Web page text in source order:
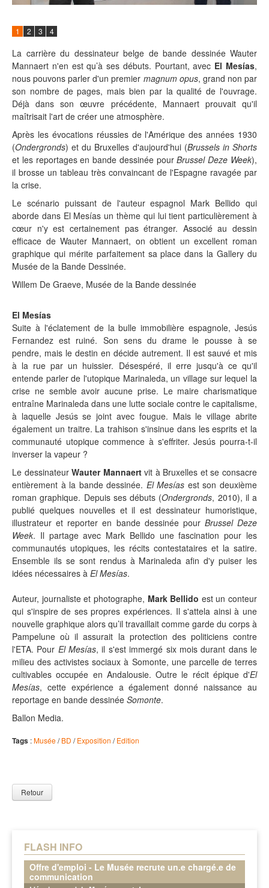
FLASH INFO
Offre d'emploi - Le Musée recrute un.e chargé.e de
communication
1 2 3 4
La carrière du dessinateur belge de bande dessinée Wauter
Mannaert n'en est qu’à ses débuts. Pourtant, avec El Mesías,
nous pouvons parler d'un premier magnum opus, grand non par
son nombre de pages, mais bien par la qualité de l'ouvrage.
Déjà dans son œuvre précédente, Mannaert prouvait qu'il
maîtrisait l'art de créer une atmosphère.
Après les évocations réussies de l'Amérique des années 1930
(Ondergronds) et du Bruxelles d'aujourd'hui (Brussels in Shorts
et les reportages en bande dessinée pourBrussel Deze Week),
il brosse un tableau très convaincant de l'Espagne ravagée par
la crise.
Le scénario puissant de l'auteur espagnol Mark Bellido qui
aborde dans El Mesías un thème qui lui tient particulièrement à
cœur n'y est certainement pas étranger. Associé au dessin
efficace de Wauter Mannaert, on obtient un excellent roman
graphique qui mérite parfaitement sa place dans la Gallery du
Musée de la Bande Dessinée.
Willem De Graeve, Musée de la Bande dessinée
El Mesías
Suite à l'éclatement de la bulle immobilière espagnole, Jesús
Fernandez est ruiné. Son sens du drame le pousse à se
pendre, mais le destin en décide autrement. Il est sauvé et mis
à la rue par un huissier. Désespéré, il erre jusqu'à ce qu'il
entende parler de l'utopique Marinaleda, un village sur lequel la
crise ne semble avoir aucune prise. Le maire charismatique
entraîne Marinaleda dans une lutte sociale contre le capitalisme,
à laquelle Jesús se joint avec fougue. Mais le village abrite
également un traitre. La trahison s'insinue dans les esprits et la
communauté utopique commence à s'effriter. Jesús pourra-t-il
inverser la vapeur ?
Le dessinateurWauter Mannaertvit à Bruxelles et se consacre
entièrement à la bande dessinée. El Mesías est son deuxième
roman graphique. Depuis ses débuts (Ondergronds, 2010), il a
publié quelques nouvelles et il est dessinateur humoristique,
illustrateur et reporter en bande dessinée pour Brussel Deze
Week. Il partage avec Mark Bellido une fascination pour les
communautés utopiques, les récits contestataires et la satire.
Ensemble ils se sont rendus à Marinaleda afin d'y puiser les
idées nécessaires à El Mesías.
Auteur, journaliste et photographe, Mark Bellido est un conteur
qui s'inspire de ses propres expériences. Il s'attela ainsi à une
nouvelle graphique alors qu’il travaillait comme garde du corps à
Pampelune où il assurait la protection des politiciens contre
l'ETA. Pour El Mesías, il s'est immergé six mois durant dans le
milieu des activistes sociaux à Somonte, une parcelle de terres
cultivables occupée en Andalousie. Outre le récit épique d'El
Mesías, cette expérience a également donné naissance au
reportage en bande dessinée Somonte.
Ballon Media.
Tags :Musée/BD /Exposition /Edition
Retour